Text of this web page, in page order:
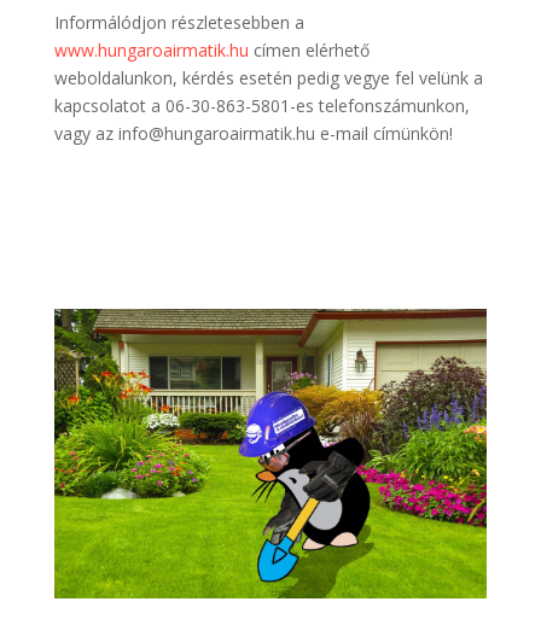
Informálódjon részletesebben a
www.hungaroairmatik.hu címen elérhető
weboldalunkon, kérdés esetén pedig vegye fel velünk a
kapcsolatot a 06-30-863-5801-es telefonszámunkon,
vagy az info@hungaroairmatik.hu e-mail címünkön!